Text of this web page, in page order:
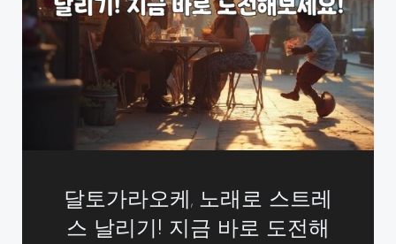
달토가라오케, 노래로 스트레
스 날리기! 지금 바로 도전해